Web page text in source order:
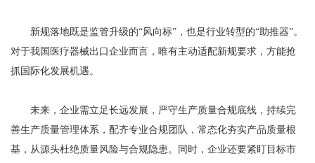
新规落地既是监管升级的“风向标”，也是行业转型的“助推器”。
对于我国医疗器械出口企业而言，唯有主动适配新规要求，方能抢
抓国际化发展机遇。
未来，企业需立足长远发展，严守生产质量合规底线，持续完
善生产质量管理体系，配齐专业合规团队，常态化夯实产品质量根
基，从源头杜绝质量风险与合规隐患。同时，企业还要紧盯目标市